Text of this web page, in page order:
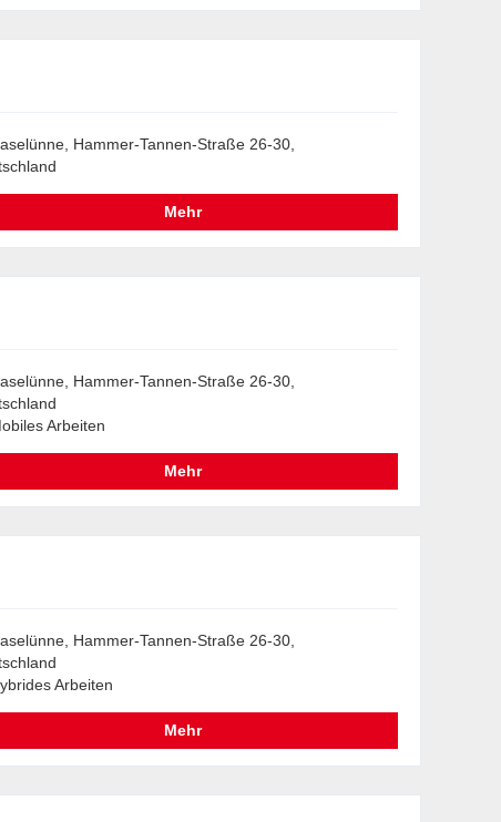
Hammer-Tannen-Straße 26-30,
Mehr
Hammer-Tannen-Straße 26-30,
Arbeiten
Mehr
Hammer-Tannen-Straße 26-30,
Arbeiten
Mehr